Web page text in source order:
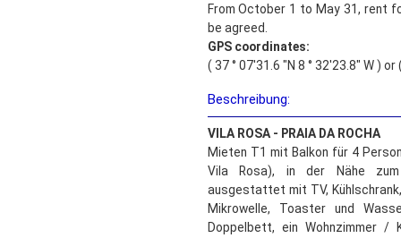
From October 1 to May 31, rent
be agreed.
GPS coordinates:
( 37 ° 07'31.6 "N 8 ° 32'23.8" W )
Beschreibung:
VILA ROSA - PRAIA DA ROCHA
Mieten T1 mit Balkon für 4
Vila Rosa), in der Nähe
ausgestattet mit TV,
Mikrowelle, Toaster und
Doppelbett, ein Wohnzimmer /